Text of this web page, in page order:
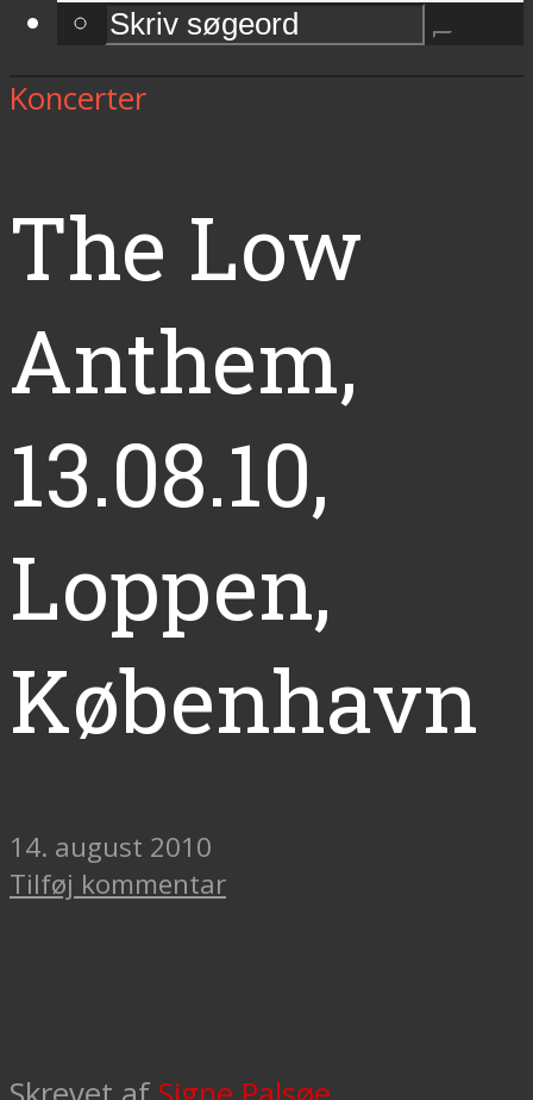
Koncerter
The Low
Anthem,
13.08.10,
Loppen,
København
14. august 2010
Tilføj kommentar